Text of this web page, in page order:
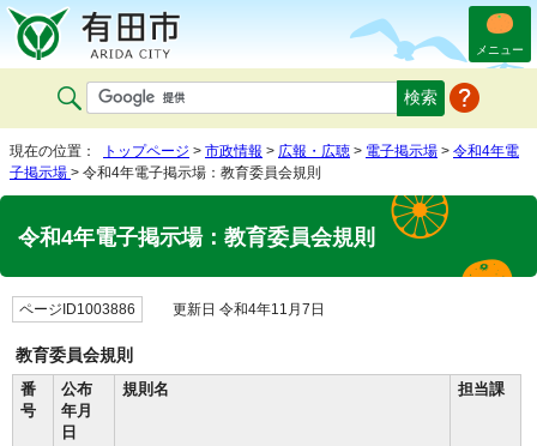
メニュー
現在の位置： トップページ > 市政情報 > 広報・広聴 > 電子掲示場 > 令和4年電
子掲示場 > 令和4年電子掲示場：教育委員会規則
令和4年電子掲示場：教育委員会規則
ページID1003886 更新日 令和4年11月7日
教育委員会規則
番
号
公布
年月
日
規則名 担当課